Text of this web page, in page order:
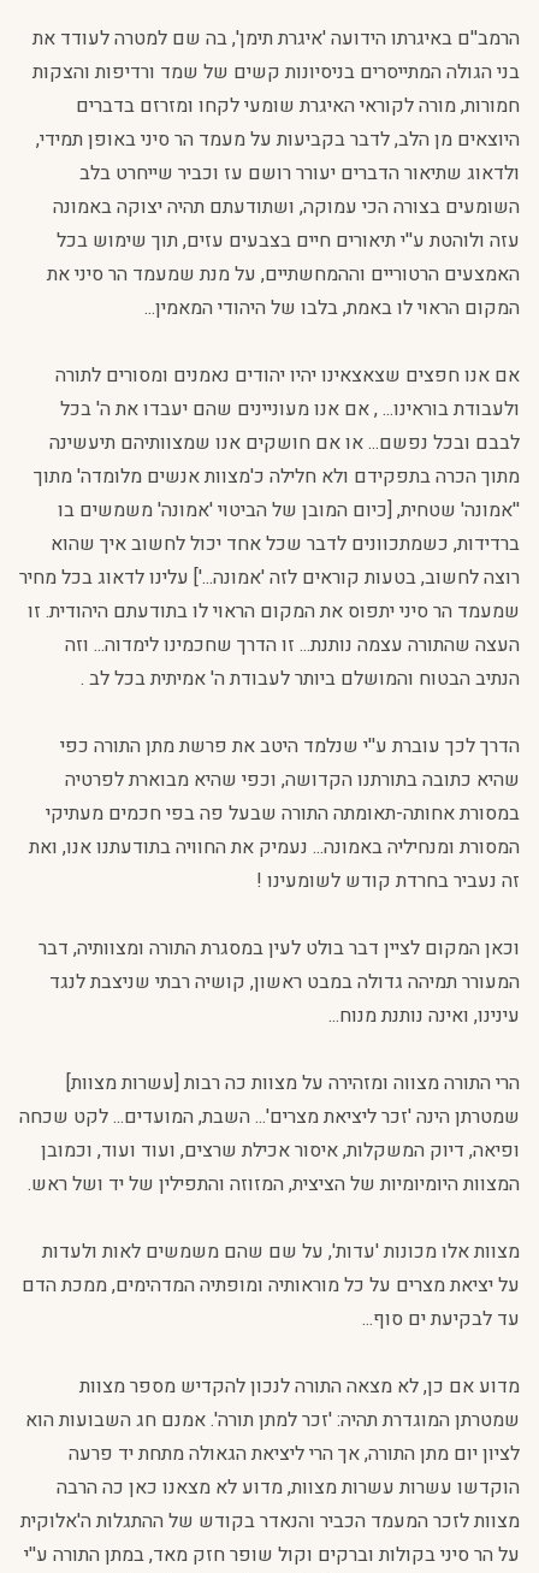
הרמב''ם באיגרתו הידועה 'איגרת תימן', בה שם למטרה לעודד את
בני הגולה המתייסרים בניסיונות קשים של שמד ורדיפות והצקות
חמורות, מורה לקוראי האיגרת שומעי לקחו ומזרזם בדברים
היוצאים מן הלב, לדבר בקביעות על מעמד הר סיני באופן תמידי,
ולדאוג שתיאור הדברים יעורר רושם עז וכביר שייחרט בלב
השומעים בצורה הכי עמוקה, ושתודעתם תהיה יצוקה באמונה
עזה ולוהטת ע''י תיאורים חיים בצבעים עזים, תוך שימוש בכל
האמצעים הרטוריים וההמחשתיים, על מנת שמעמד הר סיני את
המקום הראוי לו באמת, בלבו של היהודי המאמין...
אם אנו חפצים שצאצאינו יהיו יהודים נאמנים ומסורים לתורה
ולעבודת בוראינו... , אם אנו מעוניינים שהם יעבדו את ה' בכל
לבבם ובכל נפשם... או אם חושקים אנו שמצוותיהם תיעשינה
מתוך הכרה בתפקידם ולא חלילה כ'מצוות אנשים מלומדה' מתוך
''אמונה' שטחית, [כיום המובן של הביטוי 'אמונה' משמשים בו
ברדידות, כשמתכוונים לדבר שכל אחד יכול לחשוב איך שהוא
רוצה לחשוב, בטעות קוראים לזה 'אמונה...'] עלינו לדאוג בכל מחיר
שמעמד הר סיני יתפוס את המקום הראוי לו בתודעתם היהודית. זו
העצה שהתורה עצמה נותנת... זו הדרך שחכמינו לימדוה... וזה
הנתיב הבטוח והמושלם ביותר לעבודת ה' אמיתית בכל לב .
הדרך לכך עוברת ע''י שנלמד היטב את פרשת מתן התורה כפי
שהיא כתובה בתורתנו הקדושה, וכפי שהיא מבוארת לפרטיה
במסורת אחותה-תאומתה התורה שבעל פה בפי חכמים מעתיקי
המסורת ומנחיליה באמונה... נעמיק את החוויה בתודעתנו אנו, ואת
זה נעביר בחרדת קודש לשומעינו !
וכאן המקום לציין דבר בולט לעין במסגרת התורה ומצוותיה, דבר
המעורר תמיהה גדולה במבט ראשון, קושיה רבתי שניצבת לנגד
עינינו, ואינה נותנת מנוח...
הרי התורה מצווה ומזהירה על מצוות כה רבות [עשרות מצוות]
שמטרתן הינה 'זכר ליציאת מצרים'... השבת, המועדים... לקט שכחה
ופיאה, דיוק המשקלות, איסור אכילת שרצים, ועוד ועוד, וכמובן
המצוות היומיומיות של הציצית, המזוזה והתפילין של יד ושל ראש.
מצוות אלו מכונות 'עדות', על שם שהם משמשים לאות ולעדות
על יציאת מצרים על כל מוראותיה ומופתיה המדהימים, ממכת הדם
עד לבקיעת ים סוף...
מדוע אם כן, לא מצאה התורה לנכון להקדיש מספר מצוות
שמטרתן המוגדרת תהיה: 'זכר למתן תורה'. אמנם חג השבועות הוא
לציון יום מתן התורה, אך הרי ליציאת הגאולה מתחת יד פרעה
הוקדשו עשרות עשרות מצוות, מדוע לא מצאנו כאן כה הרבה
מצוות לזכר המעמד הכביר והנאדר בקודש של ההתגלות ה'אלוקית
על הר סיני בקולות וברקים וקול שופר חזק מאד, במתן התורה ע''י